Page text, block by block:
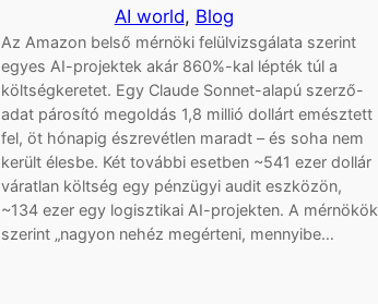
AI world, Blog
Az Amazon belső mérnöki felülvizsgálata szerint
egyes AI-projektek akár 860%-kal lépték túl a
költségkeretet. Egy Claude Sonnet-alapú szerző-
adat párosító megoldás 1,8 millió dollárt emésztett
fel, öt hónapig észrevétlen maradt – és soha nem
került élesbe. Két további esetben ~541 ezer dollár
váratlan költség egy pénzügyi audit eszközön,
~134 ezer egy logisztikai AI-projekten. A mérnökök
szerint „nagyon nehéz megérteni, mennyibe…